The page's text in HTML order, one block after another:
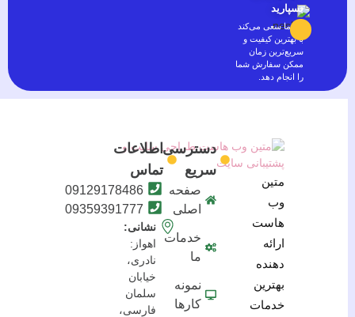
بسپارید
تیم ما سعی می‌کند
با بهترین کیفیت و
سریع‌ترین زمان
ممکن سفارش شما
را انجام دهد.
متین
وب
هاست
ارائه
دهنده
بهترین
خدمات
دسترسی
سریع
صفحه
اصلی
خدمات
ما
نمونه
کارها
اطلاعات
تماس
09129178486
09359391777
نشانی:
اهواز:
نادری،
خیابان
سلمان
فارسی،